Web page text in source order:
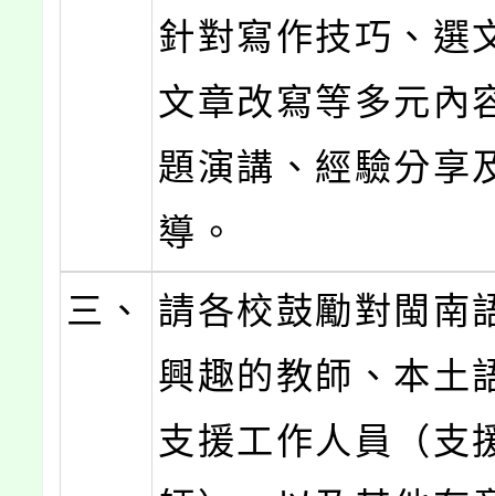
針對寫作技巧、選
文章改寫等多元內
題演講、經驗分享
導。
三、
請各校鼓勵對閩南
興趣的教師、本土
支援工作人員（支